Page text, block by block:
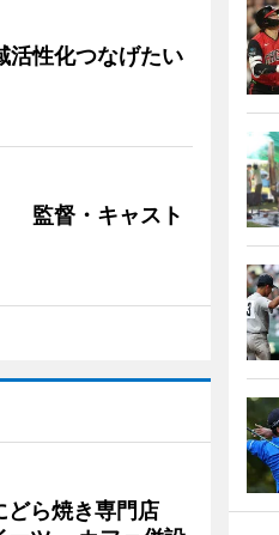
性化つなげたい
監督・キャスト
どら焼き専門店